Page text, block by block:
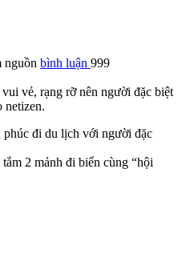
nguồn bình luận 999
vẻ, rạng rỡ nên người đặc biệt
netizen.
2 mảnh đi biển cùng “hội